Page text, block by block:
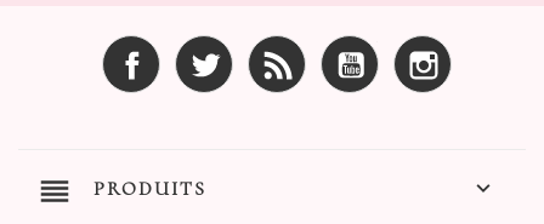
Facebook Twitter Rss YouTube
reorder PRODUITS 